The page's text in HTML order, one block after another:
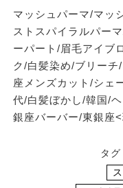
マッシュパーマ/マッ
ストスパイラルパー
ーパート/眉毛アイブ
ク/白髪染め/ブリー
座メンズカット/シェ
代/白髪ぼかし/韓国/
銀座バーバー/東銀座
タグ